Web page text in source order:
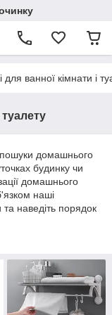
ванної кімнати і
пошуки домашнього
будинку чи
домашнього
наші
наведіть порядок
взуття,
меблями для
кошик для
кошик для